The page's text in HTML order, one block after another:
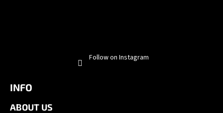
Follow on Instagram
INFO
ABOUT US